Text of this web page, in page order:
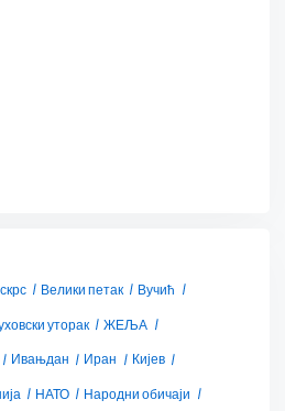
Велики петак
Вучић
уторак
ЖЕЉА
Ивањдан Иран
Кијев
НАТО Народни обичаји